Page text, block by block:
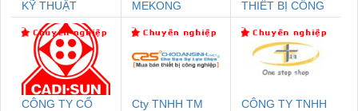
KỸ THUẬT
KTECH VIỆT
NAM
MEKONG
SUPPLY
THIẾT BỊ CÔNG
SETSUBI VIỆT
NAM
CÔNG TY CỔ
Cty TNHH TM
CÔNG TY TNHH